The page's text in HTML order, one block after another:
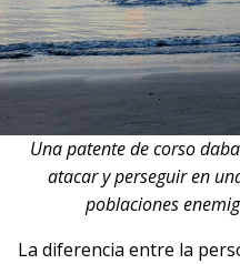
Una patente de corso
atacar y perseguir en
poblaciones
La diferencia entre la